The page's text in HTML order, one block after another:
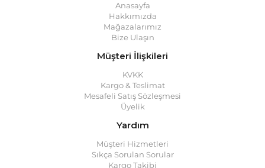
Anasayfa
Hakkımızda
Mağazalarımız
Bize Ulaşın
Müşteri İlişkileri
KVKK
Kargo & Teslimat
Mesafeli Satış Sözleşmesi
Üyelik
Yardım
Müşteri Hizmetleri
Sıkça Sorulan Sorular
Kargo Takibi